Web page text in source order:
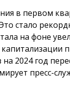
в первом
стало
на фоне
капитализации
2024 год
пресс-